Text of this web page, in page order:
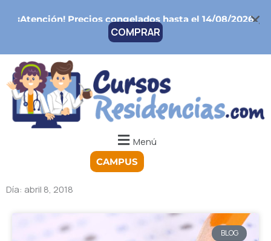
¡Atención!Precios congelados hasta el 14/08/2026
COMPRAR
Menú
CAMPUS
Día: abril 8, 2018
BLOG